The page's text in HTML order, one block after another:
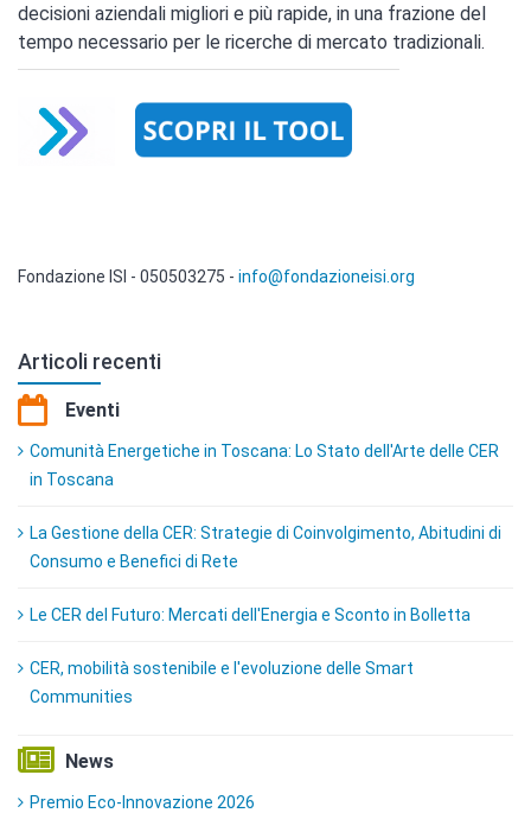
decisioni aziendali migliori e più rapide, in una frazione del
tempo necessario per le ricerche di mercato tradizionali.
Fondazione ISI - 050503275 - info@fondazioneisi.org
Articoli recenti
Eventi
Comunità Energetiche in Toscana: Lo Stato dell'Arte delle CER
in Toscana
La Gestione della CER: Strategie di Coinvolgimento, Abitudini di
Consumo e Benefici di Rete
Le CER del Futuro: Mercati dell'Energia e Sconto in Bolletta
CER, mobilità sostenibile e l'evoluzione delle Smart
Communities
News
Premio Eco-Innovazione 2026